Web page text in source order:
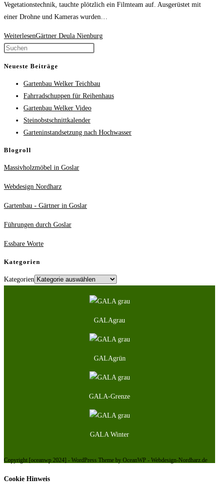
Vegetationstechnik, tauchte plötzlich ein Filmteam auf. Ausgerüstet mit
einer Drohne und Kameras wurden…
WeiterlesenGärtner Deula Nienburg
Neueste Beiträge
Gartenbau Welker Teichbau
Fahrradschuppen für Reihenhaus
Gartenbau Welker Video
Steinobstschnittkalender
Garteninstandsetzung nach Hochwasser
Blogroll
Massivholzmöbel in Goslar
Webdesign Nordharz
Gartenbau - Gärtner in Goslar
Führungen durch Goslar
Essbare Worte
Kategorien
Kategorien
GALAgrau
GALAgrün
GALA-Grenze
GALA Winter
Copyright [oceanwp 2024] - WordPress Theme by OceanWP - Webdesign-Nordharz.de
Cookie Hinweis